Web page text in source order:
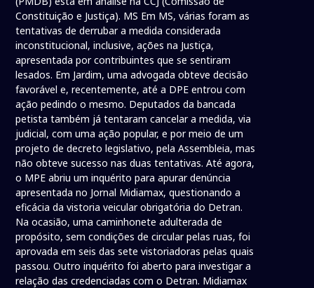
Constituição e Justiça). MS Em MS, várias foram as
tentativas de derrubar a medida considerada
inconstitucional, inclusive, ações na Justiça,
apresentada por contribuintes que se sentiram
lesados. Em Jardim, uma advogada obteve decisão
favorável e, recentemente, até a DPE entrou com
ação pedindo o mesmo. Deputados da bancada
petista também já tentaram cancelar a medida, via
judicial, com uma ação popular, e por meio de um
projeto de decreto legislativo, pela Assembleia, mas
não obteve sucesso nas duas tentativas. Até agora,
o MPE abriu um inquérito para apurar denúncia
apresentada no Jornal Midiamax, questionando a
eficácia da vistoria veicular obrigatória do Detran.
Na ocasião, uma caminhonete adulterada de
propósito, sem condições de circular pelas ruas, foi
aprovada em seis das sete vistoriadoras pelas quais
passou. Outro inquérito foi aberto para investigar a
relação das credenciadas com o Detran. Midiamax